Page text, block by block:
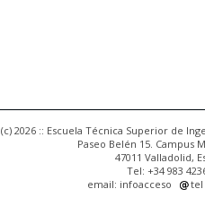
(c) 2026 :: Escuela Técnica Superior de
Paseo Belén 15. Campus
47011 Valladolid,
Tel: +34 983
email: infoacceso
tel